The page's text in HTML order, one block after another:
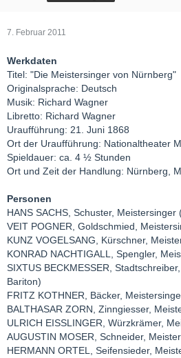
7. Februar 2011
Werkdaten
Titel: "Die Meistersinger von Nürnberg"
Originalsprache: Deutsch
Musik: Richard Wagner
Libretto: Richard Wagner
Uraufführung: 21. Juni 1868
Ort der Uraufführung: Nationaltheater
Spieldauer: ca. 4 ½ Stunden
Ort und Zeit der Handlung: Nürnberg,
Personen
HANS SACHS, Schuster, Meistersinger
VEIT POGNER, Goldschmied,
KUNZ VOGELSANG, Kürschner,
KONRAD NACHTIGALL, Spengler,
SIXTUS BECKMESSER,
Bariton)
FRITZ KOTHNER, Bäcker,
BALTHASAR ZORN, Zinngiesser,
ULRICH EISSLINGER, Würzkrämer,
AUGUSTIN MOSER, Schneider,
HERMANN ORTEL, Seifensieder,